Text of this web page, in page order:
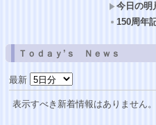
今日の明
150周年
Ｔｏｄａｙ’ｓ Ｎｅｗｓ
最新
表示すべき新着情報はありません。